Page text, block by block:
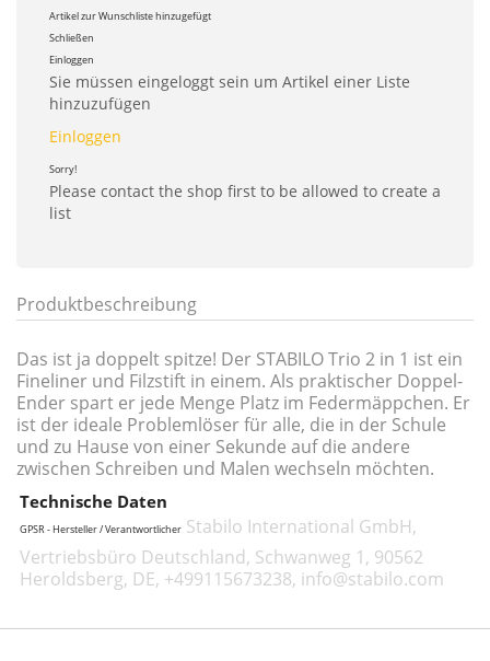
Artikel zur Wunschliste hinzugefügt
Schließen
Einloggen
Sie müssen eingeloggt sein um Artikel einer Liste
hinzuzufügen
Einloggen
Sorry!
Please contact the shop first to be allowed to create a
list
Produktbeschreibung
Das ist ja doppelt spitze! Der STABILO Trio 2 in 1 ist ein
Fineliner und Filzstift in einem. Als praktischer Doppel-
Ender spart er jede Menge Platz im Federmäppchen. Er
ist der ideale Problemlöser für alle, die in der Schule
und zu Hause von einer Sekunde auf die andere
zwischen Schreiben und Malen wechseln möchten.
Technische Daten
GPSR - Hersteller / Verantwortlicher Stabilo International GmbH,
Vertriebsbüro Deutschland, Schwanweg 1, 90562
Heroldsberg, DE, +499115673238, info@stabilo.com